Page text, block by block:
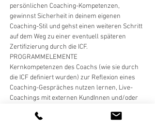
persönlichen Coaching-Kompetenzen,
gewinnst Sicherheit in deinem eigenen
Coaching-Stil und gehst einen weiteren Schritt
auf dem Weg zu einer eventuell späteren
Zertifizierung durch die ICF.
PROGRAMMELEMENTE
Kernkompetenzen des Coachs (wie sie durch
die ICF definiert wurden) zur Reflexion eines
Coaching-Gespräches nutzen lernen, Live-
Coachings mit externen KundInnen und/oder
viel Raum zum Üben und Reflektieren.